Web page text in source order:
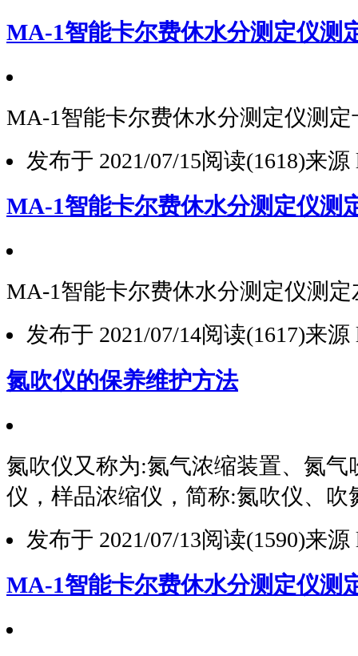
MA-1智能卡尔费休水分测定仪测
MA-1智能卡尔费休水分测定仪测
发布于 2021/07/15阅读(1618)来源
MA-1智能卡尔费休水分测定仪测
MA-1智能卡尔费休水分测定仪测
发布于 2021/07/14阅读(1617)来源
氮吹仪的保养维护方法
氮吹仪又称为:氮气浓缩装置、氮气
仪，样品浓缩仪，简称:氮吹仪、吹
发布于 2021/07/13阅读(1590)来源
MA-1智能卡尔费休水分测定仪测